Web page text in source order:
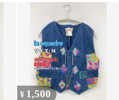
ルー 花柄 おしゃれ
¥ 1,500